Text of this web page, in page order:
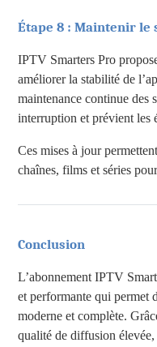
Étape 8 : Maintenir le
IPTV Smarters Pro
améliorer la stabilité de
maintenance continue des
interruption et prévient les
Ces mises à jour
chaînes, films et séries
Conclusion
L’abonnement IPTV
et performante qui permet
moderne et complète.
qualité de diffusion